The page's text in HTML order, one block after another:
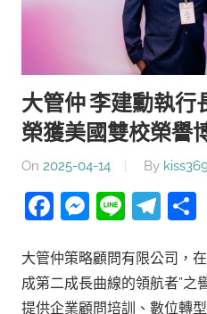
薦
大管仲 李建勳執行
榮獲美國雙校榮譽
On 2025-04-14 By
Facebook
Line
大管仲策略顧問有限公司，
成第二成長曲線的領航者”之
提供企業顧問培訓、數位轉